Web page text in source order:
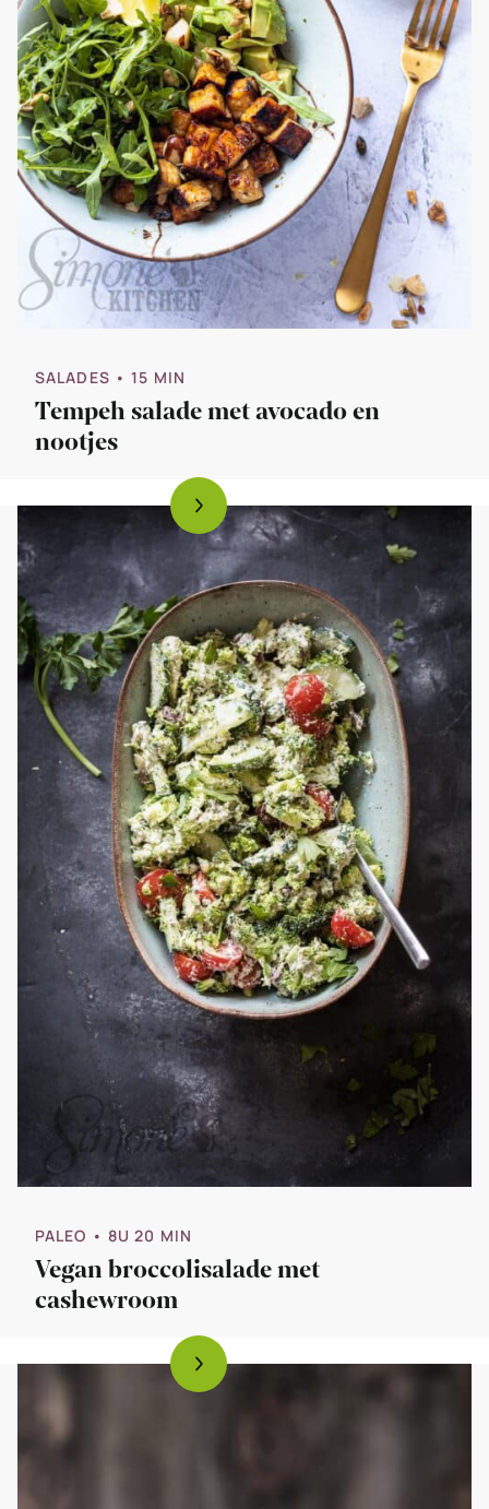
SALADES • 15 MIN
Tempeh salade met avocado en
nootjes
PALEO • 8U 20 MIN
Vegan broccolisalade met
cashewroom